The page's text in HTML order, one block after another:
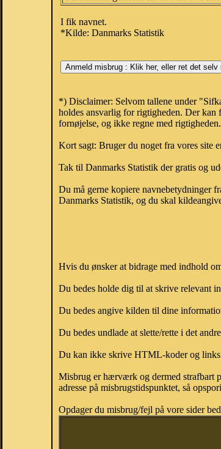
I fik navnet.
*Kilde: Danmarks Statistik
*) Disclaimer: Selvom tallene under
holdes ansvarlig for rigtigheden. Der
fornøjelse, og ikke regne med rigtigheden.
Kort sagt: Bruger du noget fra vores site
Tak til Danmarks Statistik der gratis og
Du må gerne kopiere navnebetydninger
Danmarks Statistik, og du skal
Hvis du ønsker at bidrage med indhold
Du bedes holde dig til at skrive relevant
Du bedes angive kilden til dine
Du bedes undlade at slette/rette i det
Du kan ikke skrive HTML-koder og
Misbrug er hærværk og dermed strafbart
adresse på misbrugstidspunktet, så
Opdager du misbrug/fejl på vore sider